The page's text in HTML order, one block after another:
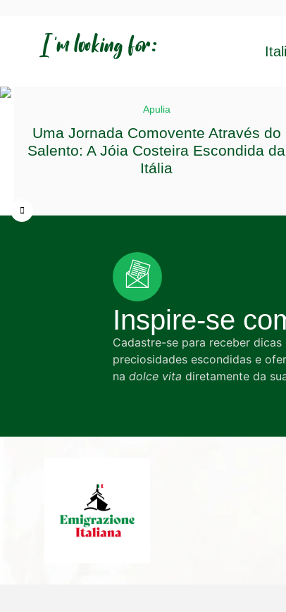
I'm looking for:
Apulia
Uma Jornada Comovente Através do
Salento: A Jóia Costeira Escondida da
Itália
Inspire-se
Cadastre-se para receber
preciosidades escondidas e
na dolce vita diretamente da